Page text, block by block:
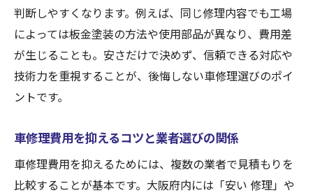
判断しやすくなります。例えば、同じ修理内容でも工場
によっては板金塗装の方法や使用部品が異なり、費用差
が生じることも。安さだけで決めず、信頼できる対応や
技術力を重視することが、後悔しない車修理選びのポイ
ントです。
車修理費用を抑えるコツと業者選びの関係
車修理費用を抑えるためには、複数の業者で見積もりを
比較することが基本です。大阪府内には「安い 修理」や